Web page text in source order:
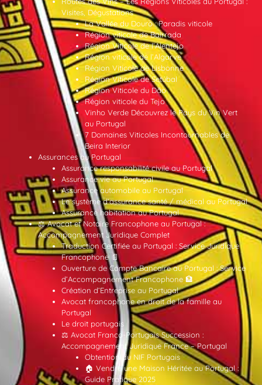
Visites, Dégustations
La Vallée du Douro : Paradis viticole
Région viticole de Bairrada
Région Viticole de l’Alentejo
Région viticole de l’Algarve
Région Viticole de Lisbonne
Région Viticole de Setúbal
Région Viticole du Dão
Région viticole du Tejo
Vinho Verde Découvrez le Pays du Vin Vert
au Portugal
7 Domaines Viticoles Incontournables de
Beira Interior
Assurances au Portugal
Assurance responsabilité civile au Portugal
Assurance vie au Portugal
Assurance automobile au Portugal
Le système d’assurance santé / médical au Portugal
Assurance habitation au Portugal
⚖️ Avocat et Notaire Francophone au Portugal :
Accompagnement Juridique Complet
Traduction Certifiée au Portugal : Service Juridique
Francophone 📄
Ouverture de Compte Bancaire au Portugal : Service
d’Accompagnement Francophone 🏦
Création d’Entreprise au Portugal
Avocat francophone en droit de la famille au
Portugal
Le droit portugais
⚖️ Avocat Franco-Portugais Succession :
Accompagnement Juridique France – Portugal
Obtention du NIF Portugais
🏠 Vendre une Maison Héritée au Portugal :
Guide Pratique 2025